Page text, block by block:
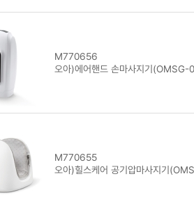
M770656
오아)에어핸드 손마사지기
M770655
오아)힐스케어 공기압마사지기